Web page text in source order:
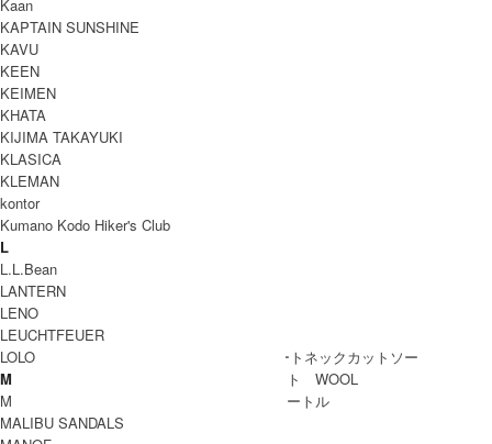
COODINATE
DETAIL
Coordinate Item
ブランド紹介
Kaan
KAPTAIN SUNSHINE
KAVU
KEEN
KEIMEN
KHATA
KIJIMA TAKAYUKI
KLASICA
KLEMAN
kontor
Kumano Kodo Hiker's Club
L
L.L.Bean
LANTERN
LENO
LEUCHTFEUER
LOLO
M
M
MALIBU SANDALS